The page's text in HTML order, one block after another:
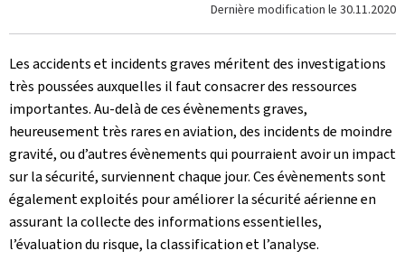
Dernière modification le 30.11.2020
Les accidents et incidents graves méritent des investigations
très poussées auxquelles il faut consacrer des ressources
importantes. Au-delà de ces évènements graves,
heureusement très rares en aviation, des incidents de moindre
gravité, ou d’autres évènements qui pourraient avoir un impact
sur la sécurité, surviennent chaque jour. Ces évènements sont
également exploités pour améliorer la sécurité aérienne en
assurant la collecte des informations essentielles,
l’évaluation du risque, la classification et l’analyse.